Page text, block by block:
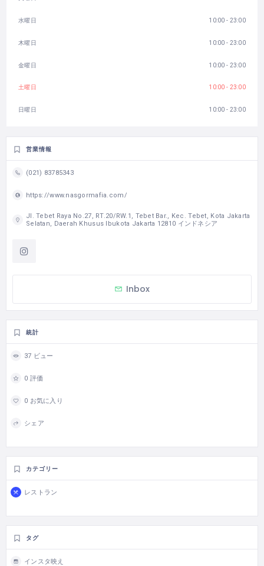
水曜日 10:00 - 23:00
木曜日 10:00 - 23:00
金曜日 10:00 - 23:00
土曜日 10:00 - 23:00
日曜日 10:00 - 23:00
営業情報
(021) 83785343
https://www.nasgormafia.com/
Jl. Tebet Raya No.27, RT.20/RW.1, Tebet Bar., Kec. Tebet, Kota Jakarta
Selatan, Daerah Khusus Ibukota Jakarta 12810 インドネシア
Inbox
統計
37 ビュー
0 評価
0 お気に入り
シェア
カテゴリー
レストラン
タグ
インスタ映え